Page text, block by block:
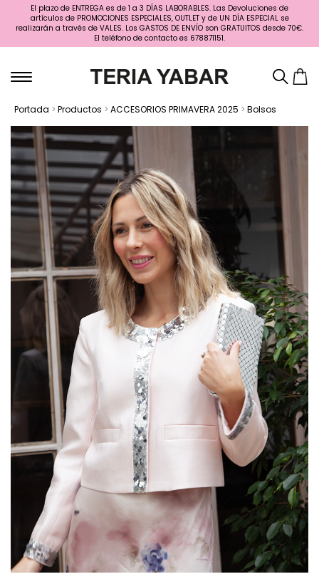
El plazo de ENTREGA es de 1 a 3 DÍAS LABORABLES. Las Devoluciones de
artículos de PROMOCIONES ESPECIALES, OUTLET y de UN DÍA ESPECIAL se
realizarán a través de VALES. Los GASTOS DE ENVÍO son GRATUITOS desde 70€.
El teléfono de contacto es 678871151.
Portada > Productos > ACCESORIOS PRIMAVERA 2025 > Bolsos